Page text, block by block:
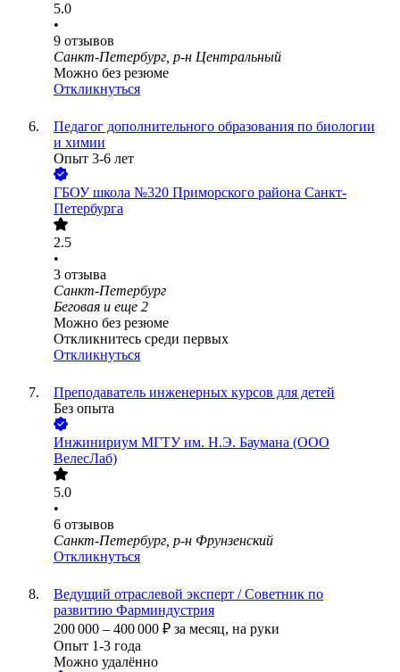
5.0
•
9 отзывов
Санкт-Петербург, р-н Центральный
Можно без резюме
Откликнуться
Педагог дополнительного образования по биологии
и химии
Опыт 3-6 лет
ГБОУ школа №320 Приморского района Санкт-
Петербурга
2.5
•
3 отзыва
Санкт-Петербург
Беговая и еще 2
Можно без резюме
Откликнитесь среди первых
Откликнуться
Преподаватель инженерных курсов для детей
Без опыта
Инжинириум МГТУ им. Н.Э. Баумана (ООО
ВелесЛаб)
5.0
•
6 отзывов
Санкт-Петербург, р-н Фрунзенский
Откликнуться
Ведущий отраслевой эксперт / Советник по
развитию Фарминдустрия
200 000 – 400 000 ₽ за месяц, на руки
Опыт 1-3 года
Можно удалённо